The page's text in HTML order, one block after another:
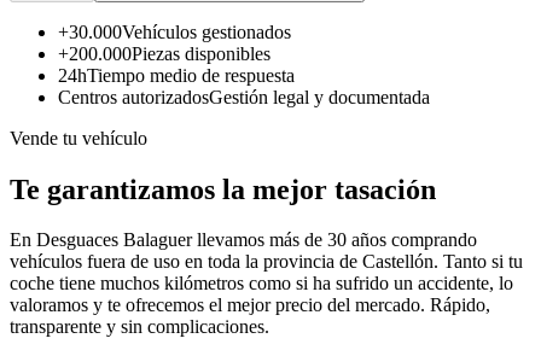
+30.000Vehículos gestionados
+200.000Piezas disponibles
24hTiempo medio de respuesta
Centros autorizadosGestión legal y documentada
Vende tu vehículo
Te garantizamos la mejor tasación
En Desguaces Balaguerllevamos más de 30 años comprando
vehículos fuera de uso en toda la provincia de Castellón. Tanto si tu
coche tiene muchos kilómetros como si ha sufrido un accidente, lo
valoramos y te ofrecemos el mejor precio del mercado. Rápido,
transparente y sin complicaciones.